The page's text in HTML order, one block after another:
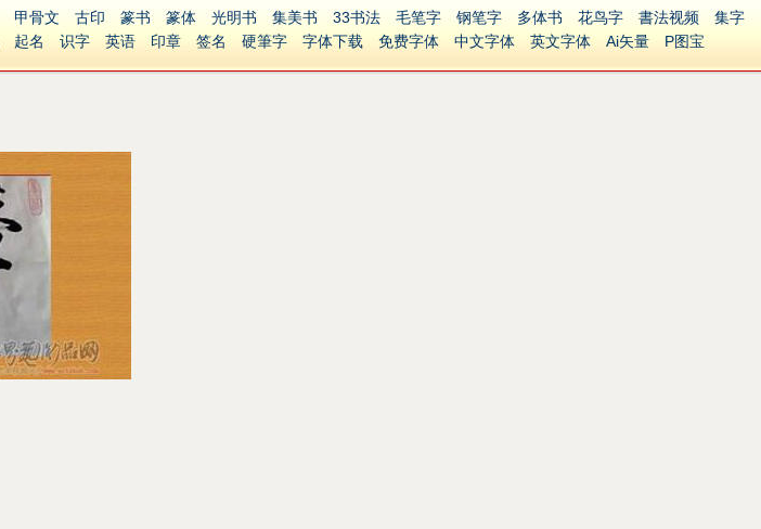
甲骨文 古印 篆书 篆体 光明书 集美书 33书法 毛笔字 钢笔字 多体书 花鸟字 書法视频
集字
起名 识字 英语 印章 签名 硬筆字 字体下载 免费字体 中文字体 英文字体 Ai矢量
P图宝